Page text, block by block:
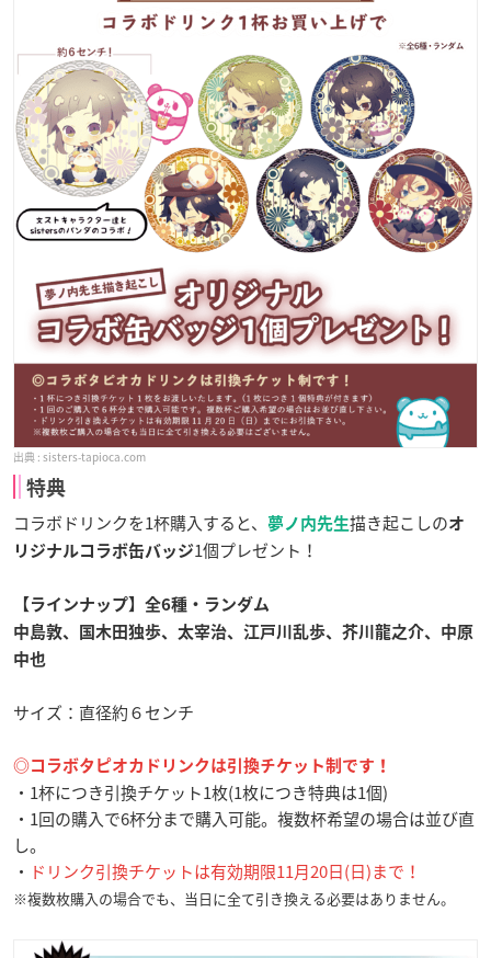
sisters-tapioca.com
特典
コラボドリンクを1杯購入すると、 夢ノ内先生描き起こしのオ
リジナルコラボ缶バッジ1個プレゼント！
【ラインナップ】全6種・ランダム
中島敦、国木田独歩、太宰治、江戸川乱歩、芥川龍之介、中原
中也
サイズ：直径約６センチ
◎コラボタピオカドリンクは引換チケット制です！
・1杯につき引換チケット1枚(1枚につき特典は1個)
・1回の購入で6杯分まで購入可能。複数杯希望の場合は並び直
し。
・ ドリンク引換チケットは有効期限11月20日(日)まで！
※複数枚購入の場合でも、当日に全て引き換える必要はありません。